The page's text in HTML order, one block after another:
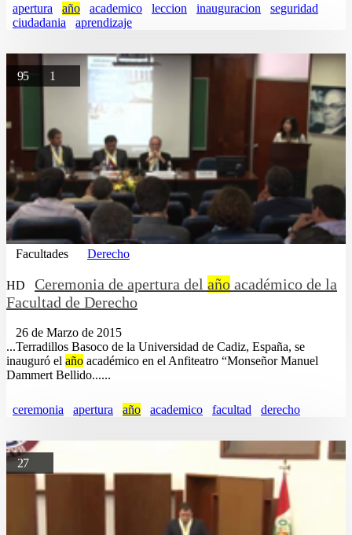
apertura año academico leccion inauguracion
seguridad
ciudadania
aprendizaje
95 1
Facultades Derecho
HD Ceremonia de apertura del año académico de la
Facultad de Derecho
26 de Marzo de 2015
...Terradillos Basoco de la Universidad de Cadiz, España, se
inauguró el año académico en el Anfiteatro “Monseñor Manuel
Dammert Bellido......
ceremonia apertura año academico facultad derecho
27